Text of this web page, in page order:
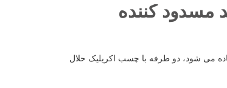
مسدود کننده
می شود، دو طرفه با چسب اکریلیک حلال